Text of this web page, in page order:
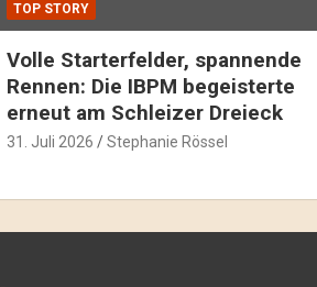
TOP STORY
Volle Starterfelder, spannende
Rennen: Die IBPM begeisterte
erneut am Schleizer Dreieck
31. Juli 2026 Stephanie Rössel